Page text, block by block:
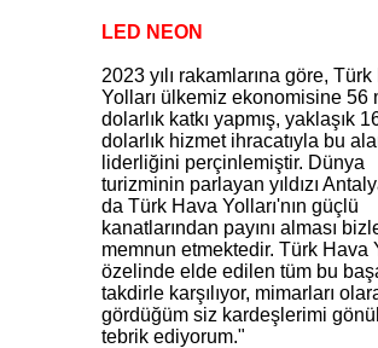
LED NEON
2023 yılı rakamlarına göre,
Yolları ülkemiz ekonomisine 56
dolarlık katkı yapmış, yaklaşık
dolarlık hizmet ihracatıyla bu
liderliğini perçinlemiştir. Dünya
turizminin parlayan yıldızı
da Türk Hava Yolları'nın güçlü
kanatlarından payını alması
memnun etmektedir. Türk Hava
özelinde elde edilen tüm bu
takdirle karşılıyor, mimarları
gördüğüm siz kardeşlerimi
tebrik ediyorum."